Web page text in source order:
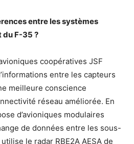
entre les systèmes
du F-35 ?
coopératives JSF
entre les capteurs
meilleure conscience
réseau améliorée. En
d’avioniques modulaires
de données entre les sous-
le radar RBE2A AESA de